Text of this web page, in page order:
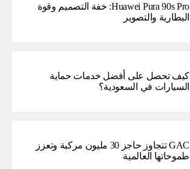
Huawei Pura 90s Pro: خفة التصميم وقوة
البطارية والتصوير
كيف تحصل على أفضل خدمات حماية
السيارات في السعودية؟
GAC تتجاوز حاجز 30 مليون مركبة وتعزز
طموحاتها العالمية